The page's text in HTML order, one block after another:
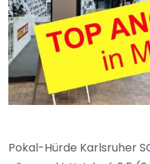
Pokal-Hürde Karlsruher